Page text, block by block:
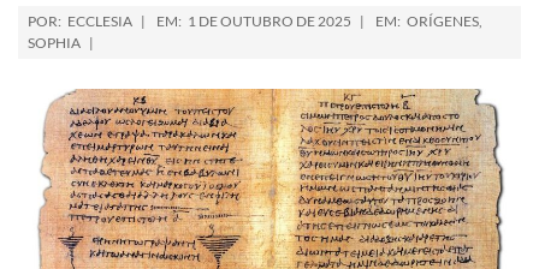
POR: ECCLESIA EM: 1 DE OUTUBRO DE 2025 EM: ORÍGENES,
SOPHIA